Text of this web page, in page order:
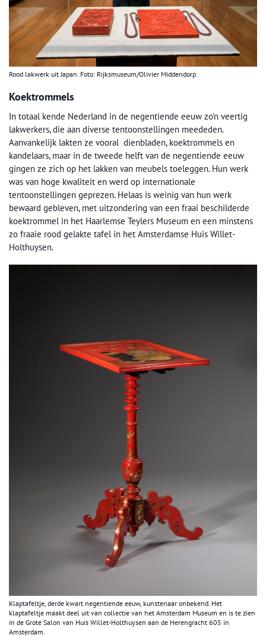
Rood lakwerk uit Japan. Foto: Rijksmuseum/Olivier Middendorp.
Koektrommels
In totaal kende Nederland in de negentiende eeuw zo’n veertig
lakwerkers, die aan diverse tentoonstellingen meededen.
Aanvankelijk lakten ze vooral dienbladen, koektrommels en
kandelaars, maar in de tweede helft van de negentiende eeuw
gingen ze zich op het lakken van meubels toeleggen. Hun werk
was van hoge kwaliteit en werd op internationale
tentoonstellingen geprezen. Helaas is weinig van hun werk
bewaard gebleven, met uitzondering van een fraai beschilderde
koektrommel in het Haarlemse Teylers Museum en een minstens
zo fraaie rood gelakte tafel in het Amsterdamse Huis Willet-
Holthuysen.
Klaptafeltje, derde kwart negentiende eeuw, kunstenaar onbekend. Het
klaptafeltje maakt deel uit van collectie van het Amsterdam Museum en is te zien
in de Grote Salon van Huis Willet-Holthuysen aan de Herengracht 605 in
Amsterdam.